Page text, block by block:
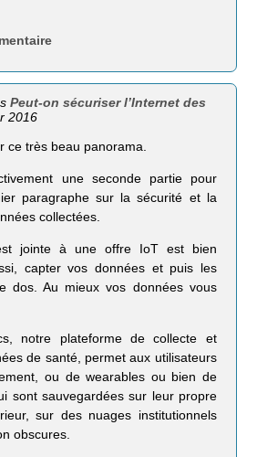
Peut-on sécuriser l’Internet des
2016
ce très beau panorama.
une seconde partie pour
paragraphe sur la sécurité et la
collectées.
jointe à une offre IoT est bien
capter vos données et puis les
dos. Au mieux vos données vous
notre plateforme de collecte et
de santé, permet aux utilisateurs
ou de wearables ou bien de
sont sauvegardées sur leur propre
sur des nuages institutionnels
obscures.